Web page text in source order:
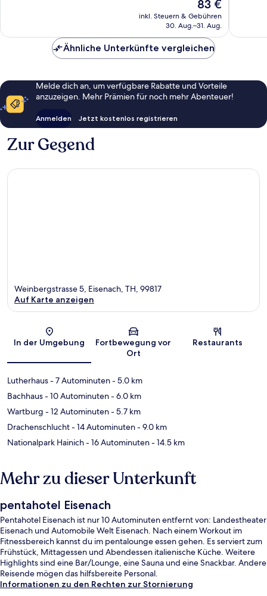
Preis
beträgt
83 €
inkl. Steuern & Gebühren
30. Aug.–31. Aug.
Ähnliche Unterkünfte vergleichen
Melde dich an, um verfügbare Rabatte und Vorteile
anzuzeigen. Mehr Prämien für noch mehr Abenteuer!
Anmelden Jetzt kostenlos registrieren
Zur Gegend
Karte
Weinbergstrasse 5, Eisenach, TH, 99817
Auf Karte anzeigen
In der Umgebung
Fortbewegung vor
Ort
Restaurants
Lutherhaus- 7 Autominuten- 5.0 km
Bachhaus- 10 Autominuten- 6.0 km
Wartburg - 12 Autominuten- 5.7 km
Drachenschlucht- 14 Autominuten- 9.0 km
Nationalpark Hainich- 16 Autominuten- 14.5 km
Mehr zu dieser Unterkunft
pentahotel Eisenach
Pentahotel Eisenach ist nur 10 Autominuten entfernt von: Landestheater
Eisenach und Automobile Welt Eisenach. Nach einem Workout im
Fitnessbereich kannst du im pentalounge essen gehen. Es serviert zum
Frühstück, Mittagessen und Abendessen italienische Küche. Weitere
Highlights sind eine Bar/Lounge, eine Sauna und eine Snackbar. Andere
Reisende mögen das hilfsbereite Personal.
Informationen zu den Rechten zur Stornierung